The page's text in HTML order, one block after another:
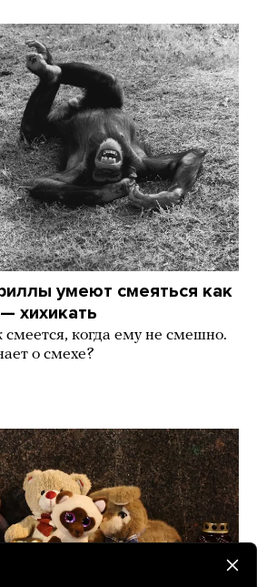
умеют смеяться как
хихикать
смеется, когда ему не смешно.
о смехе?